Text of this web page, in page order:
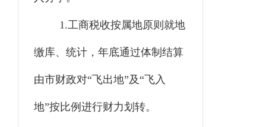
1.工商税收按属地原则就地
缴库、统计，年底通过体制结算
由市财政对“飞出地”及“飞入
地”按比例进行财力划转。